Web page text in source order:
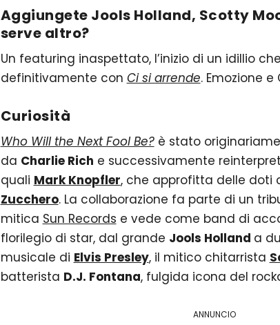
Aggiungete Jools Holland, Scotty
serve altro?
Un featuring inaspettato, l’inizio di un idillio
definitivamente con Ci si arrende. Emozione
Curiosità
Who Will the Next Fool Be?è stato
da Charlie Rich e successivamente
quali Mark Knopfler, che approfitta delle doti
Zucchero. La collaborazione fa parte di un
mitica Sun Records e vede come band di
florilegio di star, dal grande Jools Holland a
musicale di Elvis Presley, il mitico chitarrista
batterista D.J. Fontana, fulgida icona del
ANNUNCIO